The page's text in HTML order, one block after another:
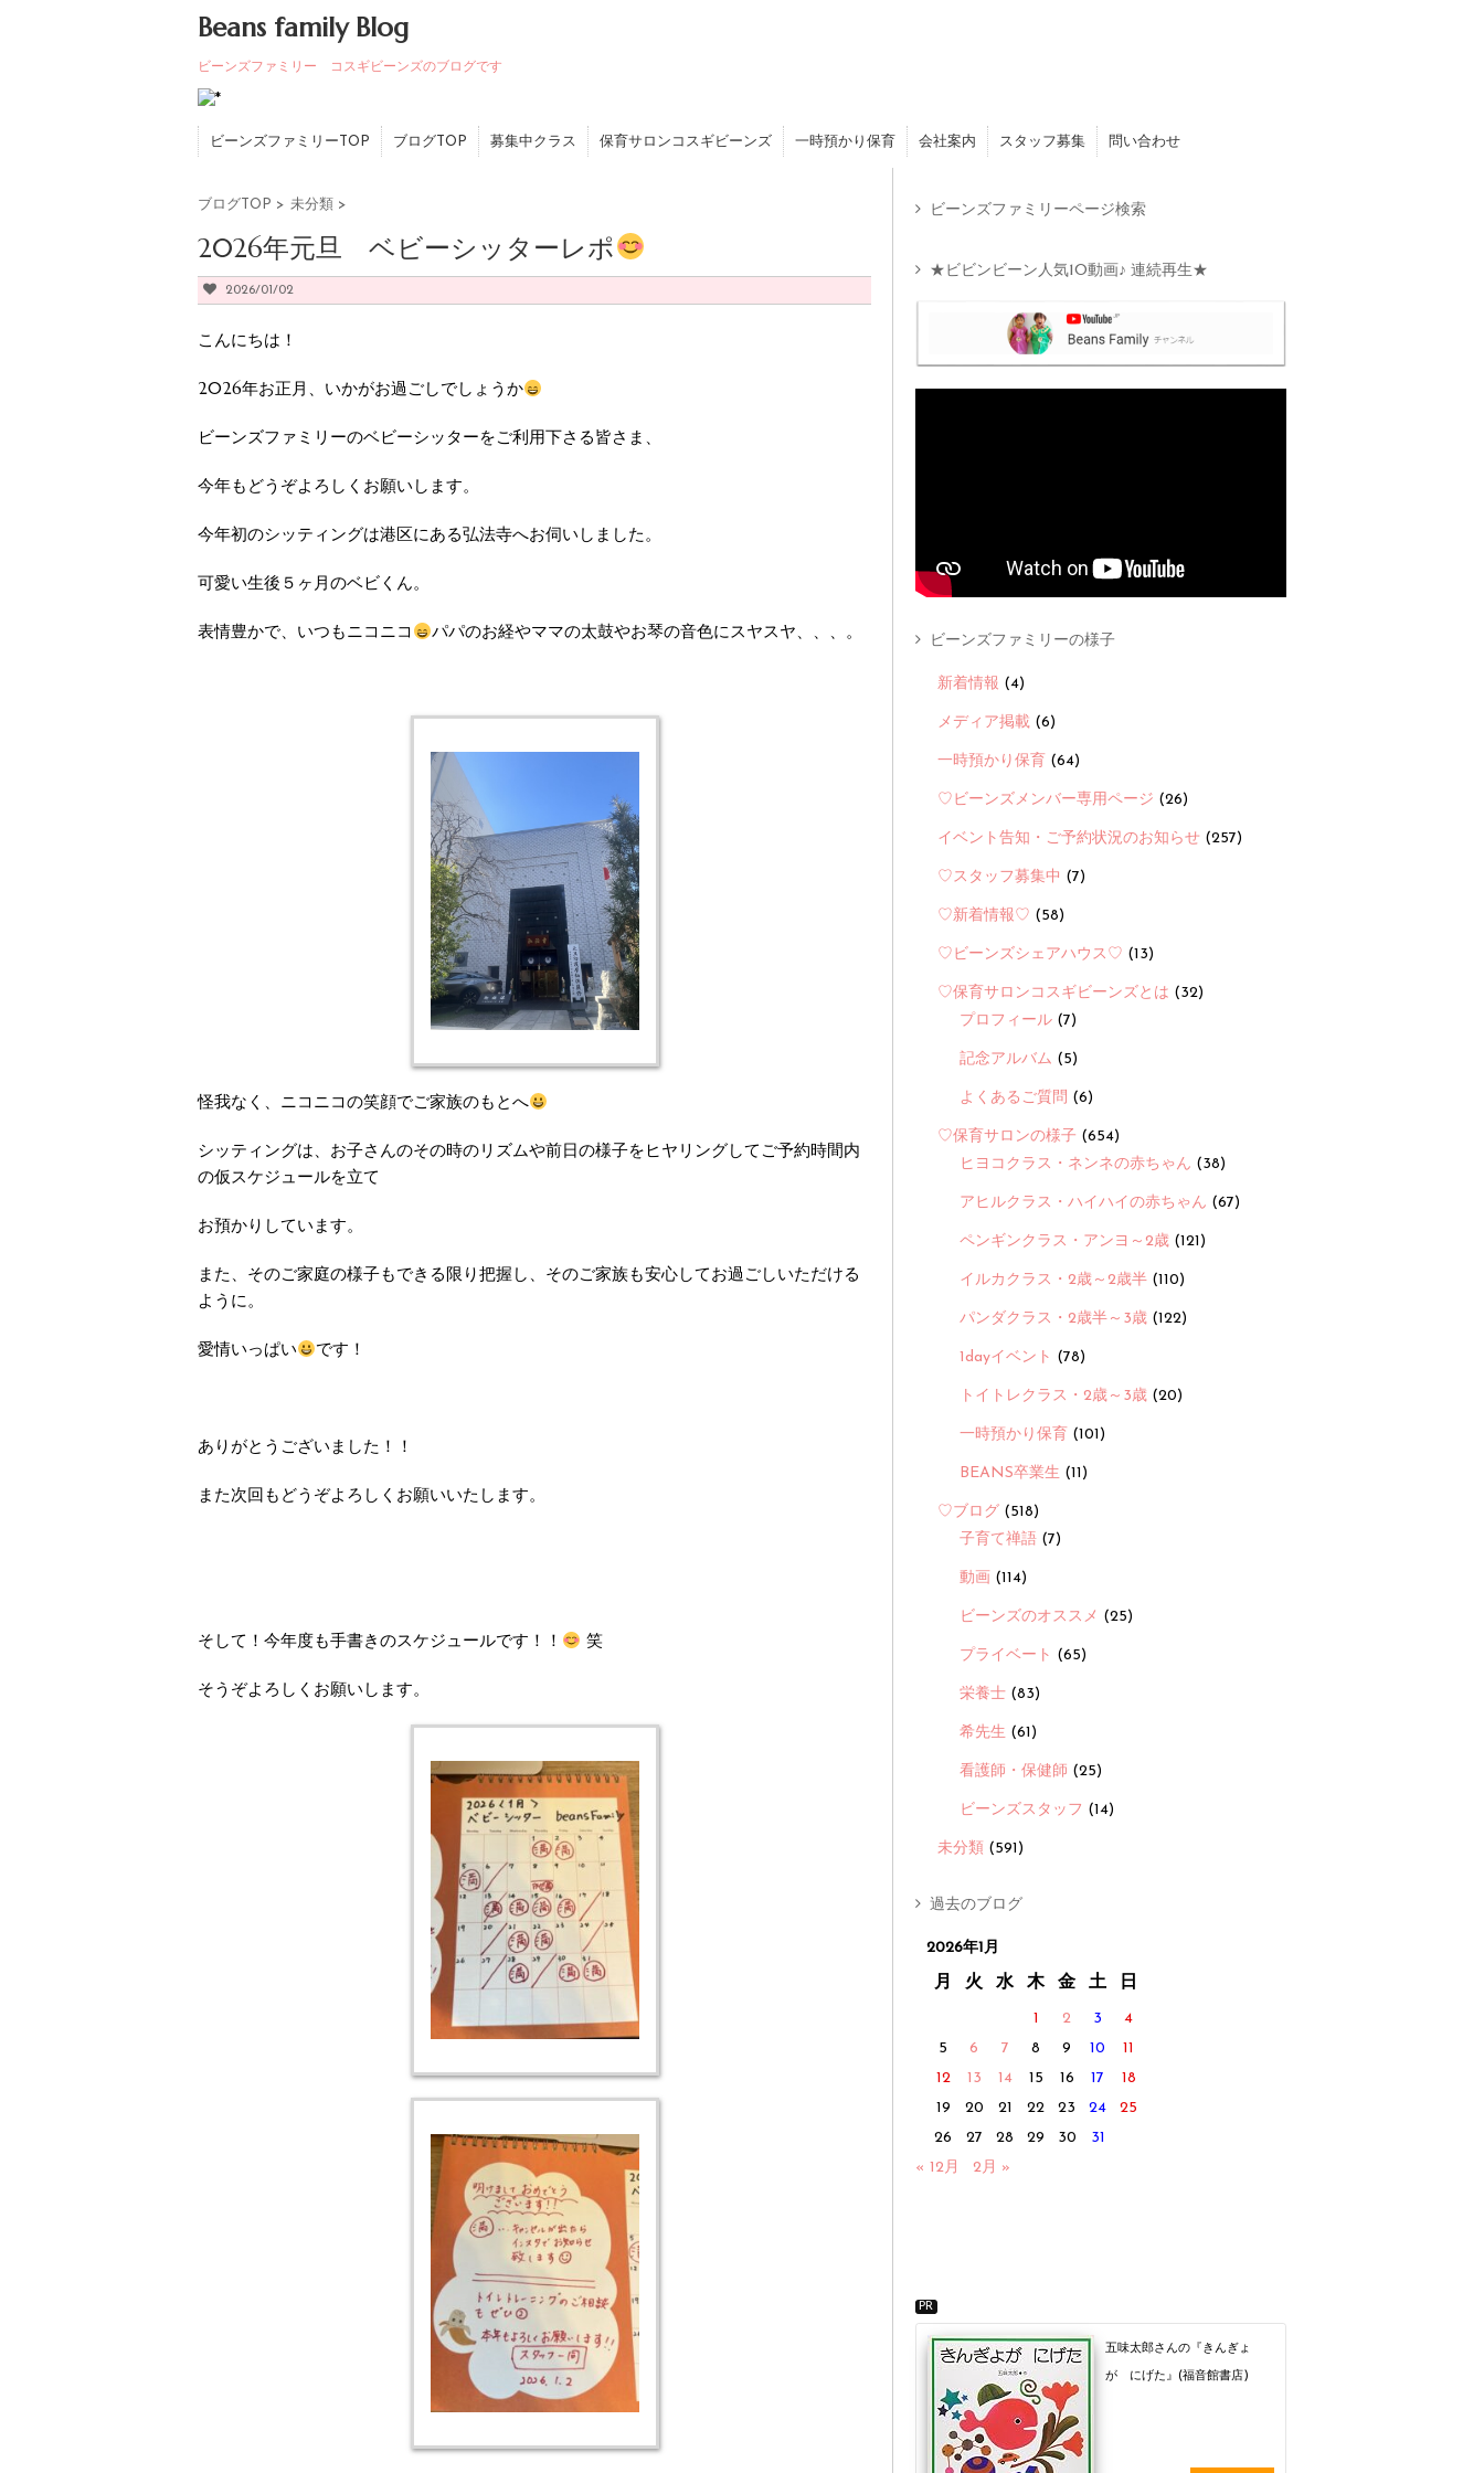
Beans family Blog
ビーンズファミリー コスギビーンズのブログです
ビーンズファミリーTOP ブログTOP 募集中クラス 保育サロンコスギビーンズ 一時預かり保育 会社案内 スタッフ募集 問い合わせ
ブログTOP > 未分類 >
2026年元旦 ベビーシッターレポ
2026/01/02
こんにちは！
2026年お正月、いかがお過ごしでしょうか
ビーンズファミリーのベビーシッターをご利用下さる皆さま、
今年もどうぞよろしくお願いします。
今年初のシッティングは港区にある弘法寺へお伺いしました。
可愛い生後５ヶ月のベビくん。
表情豊かで、いつもニコニコ パパのお経やママの太鼓やお琴の音色にスヤスヤ、、、。
怪我なく、ニコニコの笑顔でご家族のもとへ
シッティングは、お子さんのその時のリズムや前日の様子をヒヤリングしてご予約時間内
の仮スケジュールを立て
お預かりしています。
また、そのご家庭の様子もできる限り把握し、そのご家族も安心してお過ごしいただける
ように。
愛情いっぱい です！
ありがとうございました！！
また次回もどうぞよろしくお願いいたします。
そして！今年度も手書きのスケジュールです！！ 笑
そうぞよろしくお願いします。
ビーンズファミリーページ検索
★ビビンビーン人気10動画♪ 連続再生★
ビーンズファミリーの様子
新着情報 (4)
メディア掲載 (6)
一時預かり保育 (64)
♡ビーンズメンバー専用ページ (26)
イベント告知・ご予約状況のお知らせ (257)
♡スタッフ募集中 (7)
♡新着情報♡ (58)
♡ビーンズシェアハウス♡ (13)
♡保育サロンコスギビーンズとは (32)
プロフィール (7)
記念アルバム (5)
よくあるご質問 (6)
♡保育サロンの様子 (654)
ヒヨコクラス・ネンネの赤ちゃん (38)
アヒルクラス・ハイハイの赤ちゃん (67)
ペンギンクラス・アンヨ～2歳 (121)
イルカクラス・2歳～2歳半 (110)
パンダクラス・2歳半～3歳 (122)
1dayイベント (78)
トイトレクラス・2歳～3歳 (20)
一時預かり保育 (101)
BEANS卒業生 (11)
♡ブログ (518)
子育て禅語 (7)
動画 (114)
ビーンズのオススメ (25)
プライベート (65)
栄養士 (83)
希先生 (61)
看護師・保健師 (25)
ビーンズスタッフ (14)
未分類 (591)
過去のブログ
2026年1月
月 火 水 木 金 土 日
1 2 3
4
5
6 7 8 9 10
11
12
13 14 15 16 17
18
19
20 21 22 23 24
25
26
27 28 29 30
31
« 12月
2月 »
PR
五味太郎さんの『きんぎょ
が にげた』(福音館書店)